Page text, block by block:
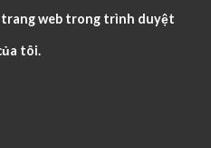
trang web trong trình duyệt
tôi.